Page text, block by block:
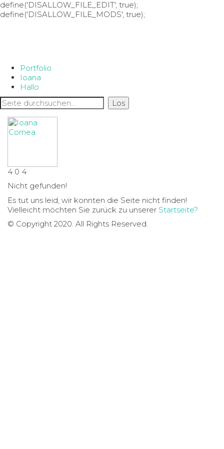
define('DISALLOW_FILE_EDIT', true);
define('DISALLOW_FILE_MODS', true);
Portfolio
Ioana
Hallo
4 0 4
Nicht gefunden!
Es tut uns leid, wir konnten die Seite nicht finden!
Vielleicht möchten Sie zurück zu unserer Startseite?
© Copyright 2020. All Rights Reserved.